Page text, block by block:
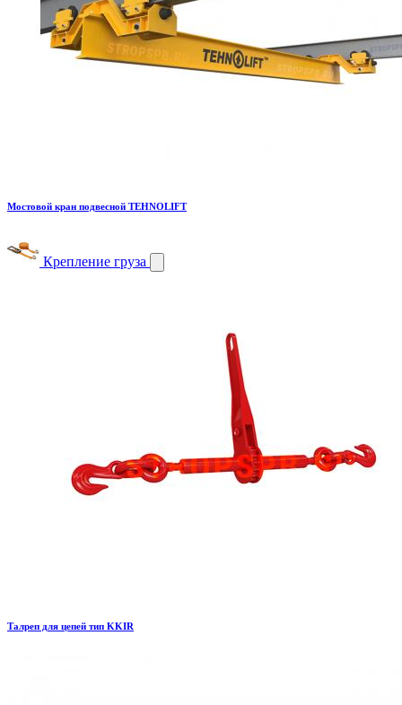
Мостовой кран подвесной TEHNOLIFT
Крепление груза
Талреп для цепей тип KKIR